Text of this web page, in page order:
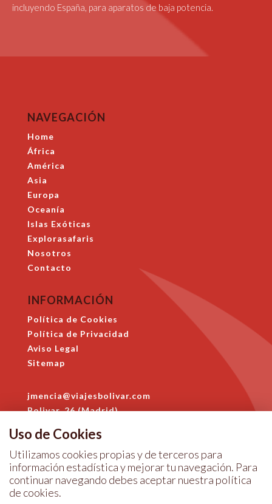
incluyendo España, para aparatos de baja potencia.
NAVEGACIÓN
Home
África
América
Asia
Europa
Oceanía
Islas Exóticas
Explorasafaris
Nosotros
Contacto
INFORMACIÓN
Política de Cookies
Política de Privacidad
Aviso Legal
Sitemap
jmencia@viajesbolivar.com
Bolivar, 26 (Madrid)
Uso de Cookies
Utilizamos cookies propias y de terceros para
información estadística y mejorar tu navegación. Para
continuar navegando debes aceptar nuestra política
de cookies.